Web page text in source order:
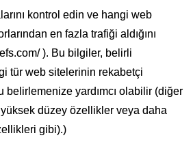
kontrol edin ve hangi web
en fazla trafiği aldığını
). Bu bilgiler, belirli
tür web sitelerinin rekabetçi
belirlemenize yardımcı olabilir (diğer
yüksek düzey özellikler veya daha
gibi).)